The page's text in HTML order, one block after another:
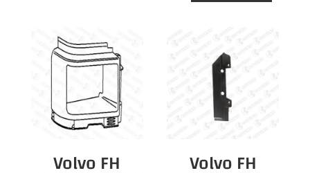
Volvo FH Volvo FH